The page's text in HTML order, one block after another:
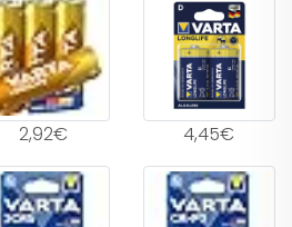
2,92€ 4,45€